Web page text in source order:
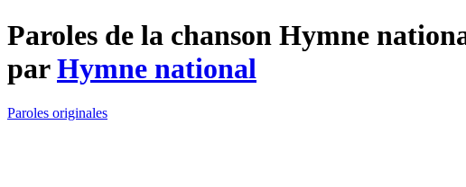
Paroles de la chanson Hymne
parHymne national
Paroles originales